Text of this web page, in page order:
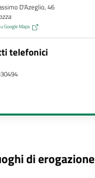
D'Azeglio, 46
Google Maps
telefonici
di erogazione